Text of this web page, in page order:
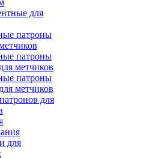
для
патроны
патроны
метчиков
патроны
метчиков
для
для